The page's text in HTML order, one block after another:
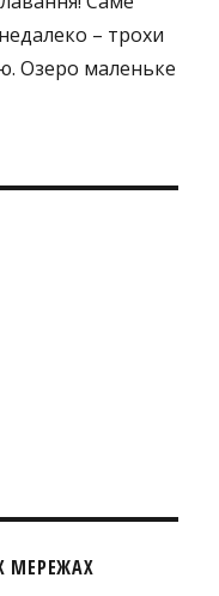
– трохи
Озеро маленьке
МЕРЕЖАХ